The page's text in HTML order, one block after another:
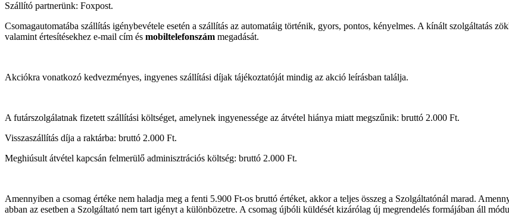
Szállító partnerünk: Foxpost.
Csomagautomatába szállítás igénybevétele esetén a szállítás az automatáig történik, gyors, pontos, kényelmes. A kínált szolgáltatás
valamint értesítésekhez e-mail cím és mobiltelefonszám megadását.
Akciókra vonatkozó kedvezményes, ingyenes szállítási díjak tájékoztatóját mindig az akció leírásban találja.
A futárszolgálatnak fizetett szállítási költséget, amelynek ingyenessége az átvétel hiánya miatt megszűnik: bruttó 2.000 Ft.
Visszaszállítás díja a raktárba: bruttó 2.000 Ft.
Meghiúsult átvétel kapcsán felmerülő adminisztrációs költség: bruttó 2.000 Ft.
Amennyiben a csomag értéke nem haladja meg a fenti 5.900 Ft-os bruttó értéket, akkor a teljes összeg a Szolgáltatónál marad.
abban az esetben a Szolgáltató nem tart igényt a különbözetre. A csomag újbóli küldését kizárólag új megrendelés formájában áll